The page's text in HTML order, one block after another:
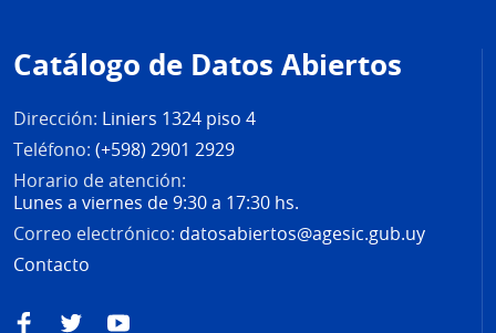
de
página
Catálogo de Datos Abiertos
Dirección: Liniers 1324 piso 4
Teléfono: (+598) 2901 2929
Horario de atención:
Lunes a viernes de 9:30 a 17:30 hs.
Correo electrónico: datosabiertos@agesic.gub.uy
Contacto
FacebookTwitterYouTube